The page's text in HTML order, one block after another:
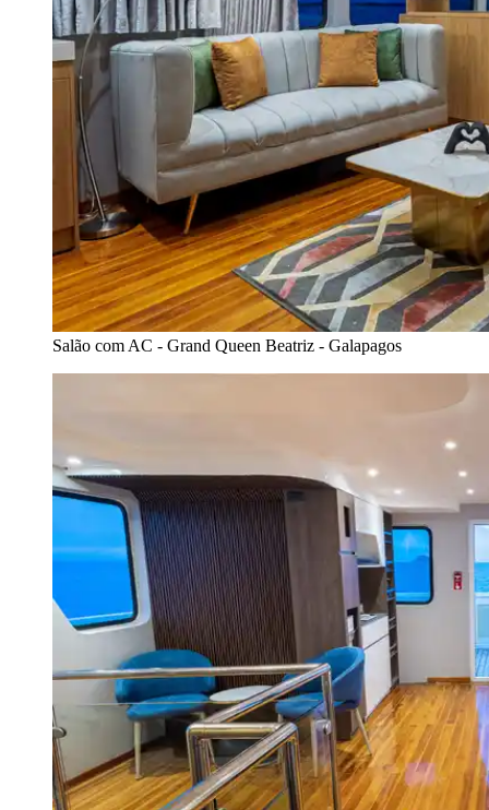
Salão com AC - Grand Queen Beatriz - Galapagos